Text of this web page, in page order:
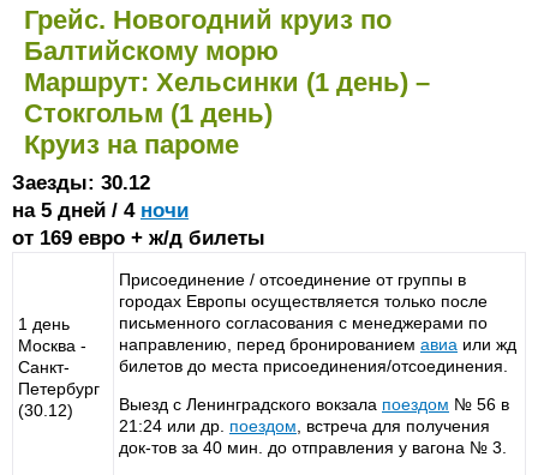
Грейс. Новогодний круиз по
Балтийскому морю
Маршрут: Хельсинки (1 день) –
Стокгольм (1 день)
Круиз на пароме
Заезды: 30.12
на 5 дней / 4 ночи
от 169 евро + ж/д билеты
1 день
Москва -
Санкт-
Петербург
(30.12)
Присоединение / отсоединение от группы в
городах Европы осуществляется только после
письменного согласования с менеджерами по
направлению, перед бронированием авиа или жд
билетов до места присоединения/отсоединения.
Выезд с Ленинградского вокзала поездом № 56 в
21:24 или др. поездом , встреча для получения
док-тов за 40 мин. до отправления у вагона № 3.